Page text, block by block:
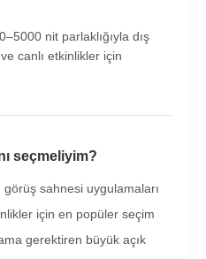
nit parlaklığıyla dış
canlı etkinlikler için
seçmeliyim?
görüş sahnesi uygulamaları
için en popüler seçim
gerektiren büyük açık